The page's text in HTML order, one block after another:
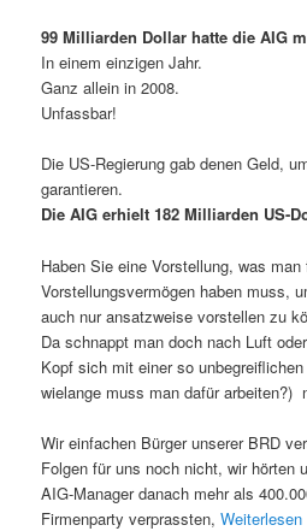
99 Milliarden Dollar hatte die AIG
In einem einzigen Jahr.
Ganz allein in 2008.
Unfassbar!
Die US-Regierung gab denen Geld,
garantieren.
Die AIG erhielt 182 Milliarden US-
Haben Sie eine Vorstellung, was man
Vorstellungsvermögen haben muss,
auch nur ansatzweise vorstellen zu
Da schnappt man doch nach Luft
Kopf sich mit einer so
wielange muss man dafür arbeiten?)
Wir einfachen Bürger unserer BRD
Folgen für uns noch nicht, wir hörten
AIG-Manager danach mehr als
Firmenparty verprassten,Weiterlesen